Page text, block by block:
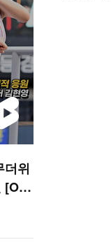
더위
[O!